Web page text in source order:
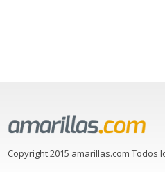
Copyright 2015 amarillas.com